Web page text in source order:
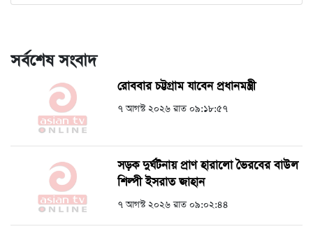
সর্বশেষ সংবাদ
রোববার চট্টগ্রাম যাবেন প্রধানমন্ত্রী
৭ আগস্ট ২০২৬ রাত ০৯:১৮:৫৭
সড়ক দুর্ঘটনায় প্রাণ হারালো ভৈরবের বাউল
শিল্পী ইসরাত জাহান
৭ আগস্ট ২০২৬ রাত ০৯:০২:৪৪